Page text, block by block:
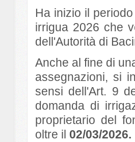
Ha inizio il
irrigua 2026 che
dell'Autorità di
Anche al fine di
assegnazioni, si
sensi dell'Art. 9
domanda di
proprietario del
oltre il 02/03/2026.